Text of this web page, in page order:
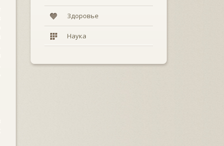
Здоровье
Наука